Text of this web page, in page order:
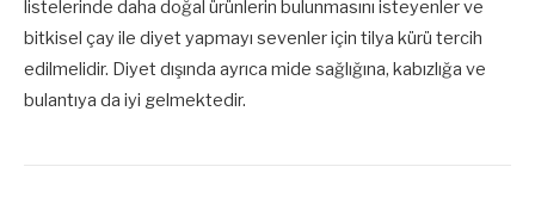
listelerinde daha doğal ürünlerin bulunmasını isteyenler ve
bitkisel çay ile diyet yapmayı sevenler için tilya kürü tercih
edilmelidir. Diyet dışında ayrıca mide sağlığına, kabızlığa ve
bulantıya da iyi gelmektedir.